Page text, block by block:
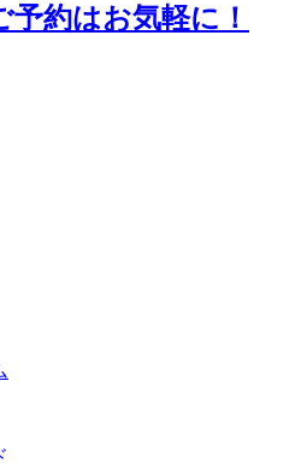
約はお気軽に！